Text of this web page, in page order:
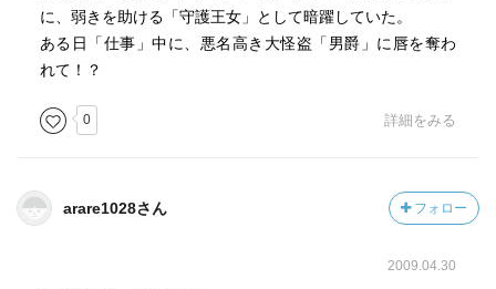
に、弱きを助ける「守護王女」として暗躍していた。
ある日「仕事」中に、悪名高き大怪盗「男爵」に唇を奪わ
れて！？
0 詳細をみる
arare1028さん フォロー
2009.04.30